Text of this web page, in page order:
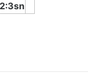
2:3sn